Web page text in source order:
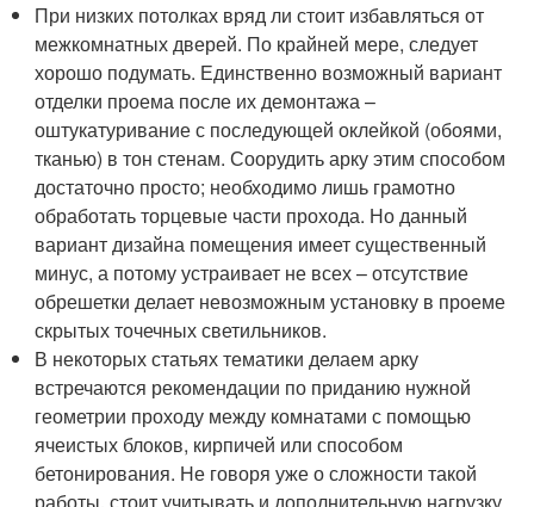
При низких потолках вряд ли стоит избавляться от
межкомнатных дверей. По крайней мере, следует
хорошо подумать. Единственно возможный вариант
отделки проема после их демонтажа –
оштукатуривание с последующей оклейкой (обоями,
тканью) в тон стенам. Соорудить арку этим способом
достаточно просто; необходимо лишь грамотно
обработать торцевые части прохода. Но данный
вариант дизайна помещения имеет существенный
минус, а потому устраивает не всех – отсутствие
обрешетки делает невозможным установку в проеме
скрытых точечных светильников.
В некоторых статьях тематики делаем арку
встречаются рекомендации по приданию нужной
геометрии проходу между комнатами с помощью
ячеистых блоков, кирпичей или способом
бетонирования. Не говоря уже о сложности такой